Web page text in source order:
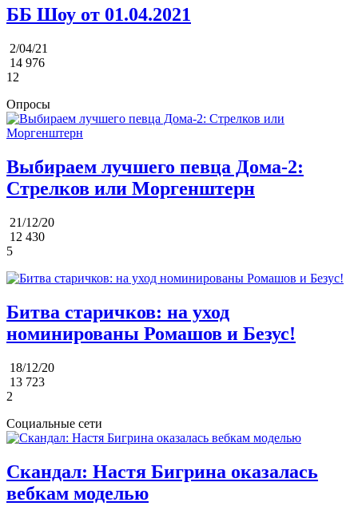
ББ Шоу от 01.04.2021
2/04/21
14 976
12
Опросы
Выбираем лучшего певца Дома-2:
Стрелков или Моргенштерн
21/12/20
12 430
5
Битва старичков: на уход
номинированы Ромашов и Безус!
18/12/20
13 723
2
Социальные сети
Скандал: Настя Бигрина оказалась
вебкам моделью